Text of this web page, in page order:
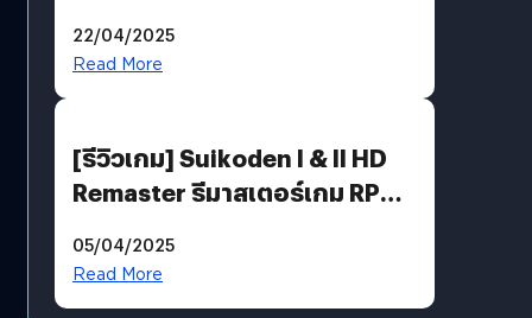
ตัวคุณ
22/04/2025
Read More
[รีวิวเกม] Suikoden I & II HD
Remaster รีมาสเตอร์เกม RPG
05/04/2025
Read More